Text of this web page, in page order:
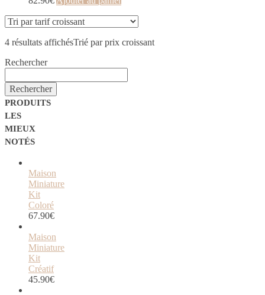
4 résultats affichésTrié par prix croissant
Rechercher
Rechercher
PRODUITS
LES
MIEUX
NOTÉS
Maison
Miniature
Kit
Coloré
67.90€
Maison
Miniature
Kit
Créatif
45.90€